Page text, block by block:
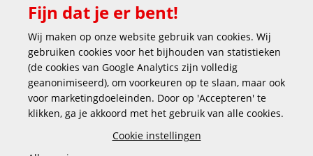
Veilig en gemakkelijk betalen
Fijn dat je er bent!
Wij maken op onze website gebruik van cookies. Wij
gebruiken cookies voor het bijhouden van statistieken
(de cookies van Google Analytics zijn volledig
geanonimiseerd), om voorkeuren op te slaan, maar ook
voor marketingdoeleinden. Door op 'Accepteren' te
klikken, ga je akkoord met het gebruik van alle cookies.
Cookie instellingen